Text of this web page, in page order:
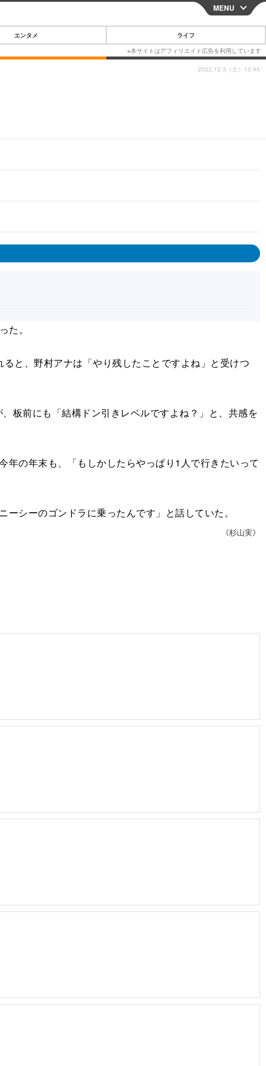
CLOSE
MENU
エンタメ ライフ
2022.12.3（土）13:45
。
と、野村アナは「やり残したことですよね」と受けつ
板前にも「結構ドン引きレベルですよね？」と、共感を
の年末も、「もしかしたらやっぱり1人で行きたいって
シーのゴンドラに乗ったんです」と話していた。
《杉山実》